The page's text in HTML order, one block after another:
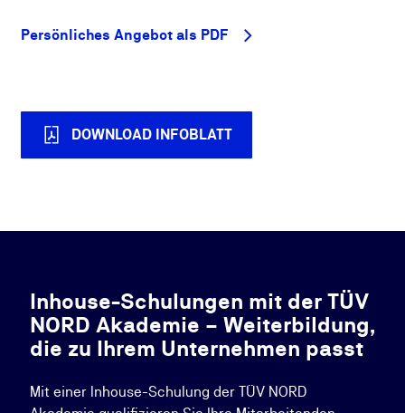
Persönliches Angebot als PDF
DOWNLOAD INFOBLATT
Inhouse-Schulungen mit der TÜV
NORD Akademie – Weiterbildung,
die zu Ihrem Unternehmen passt
Mit einer Inhouse-Schulung der TÜV NORD